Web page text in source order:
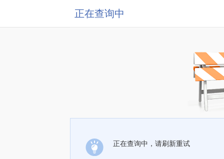
正在查询中
正在查询中，请刷新重试